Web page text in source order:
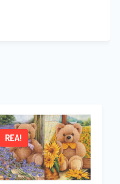
REA!